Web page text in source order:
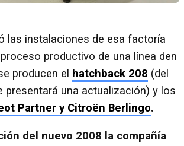
las instalaciones de esa factoría
productivo de una línea den
producen el hatchback 208 (del
presentará una actualización) y los
Partner y Citroën Berlingo.
del nuevo 2008 la compañía